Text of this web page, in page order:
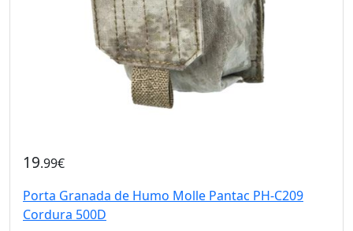
19.99€
Porta Granada de Humo Molle Pantac PH-C209
Cordura 500D